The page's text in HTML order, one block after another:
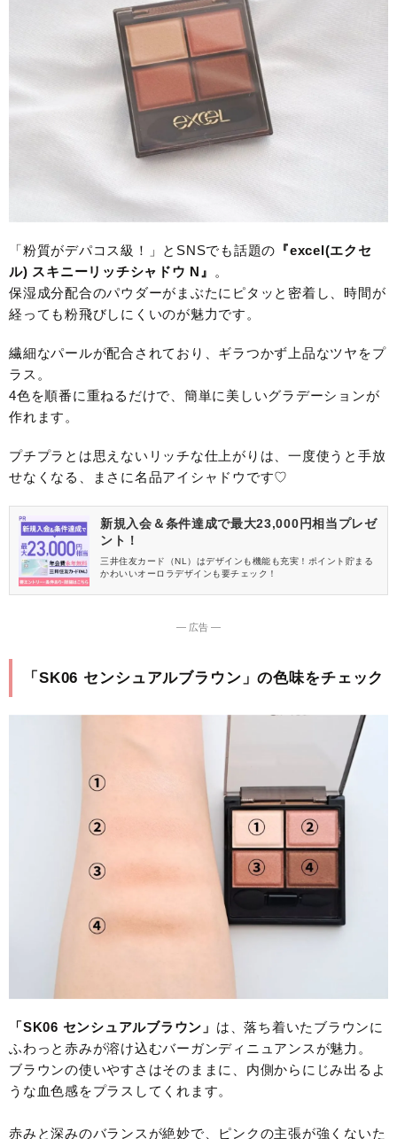
「粉質がデパコス級！」とSNSでも話題の 『excel(エクセ
ル) スキニーリッチシャドウ N』
。
保湿成分配合のパウダーがまぶたにピタッと密着し、時間が
経っても粉飛びしにくいのが魅力です。
繊細なパールが配合されており、ギラつかず上品なツヤをプ
ラス。
4色を順番に重ねるだけで、簡単に美しいグラデーションが
作れます。
プチプラとは思えないリッチな仕上がりは、一度使うと手放
せなくなる、まさに名品アイシャドウです♡
新規入会＆条件達成で最大23,000円相当プレゼ
ント！
三井住友カード（NL）はデザインも機能も充実！ポイント貯まる
かわいいオーロラデザインも要チェック！
― 広告 ―
「SK06 センシュアルブラウン」の色味をチェック
「SK06 センシュアルブラウン」 は、落ち着いたブラウンに
ふわっと赤みが溶け込むバーガンディニュアンスが魅力。
ブラウンの使いやすさはそのままに、内側からにじみ出るよ
うな血色感をプラスしてくれます。
赤みと深みのバランスが絶妙で、ピンクの主張が強くないた